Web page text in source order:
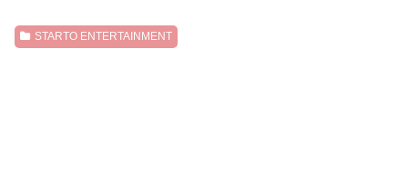
STARTO ENTERTAINMENT